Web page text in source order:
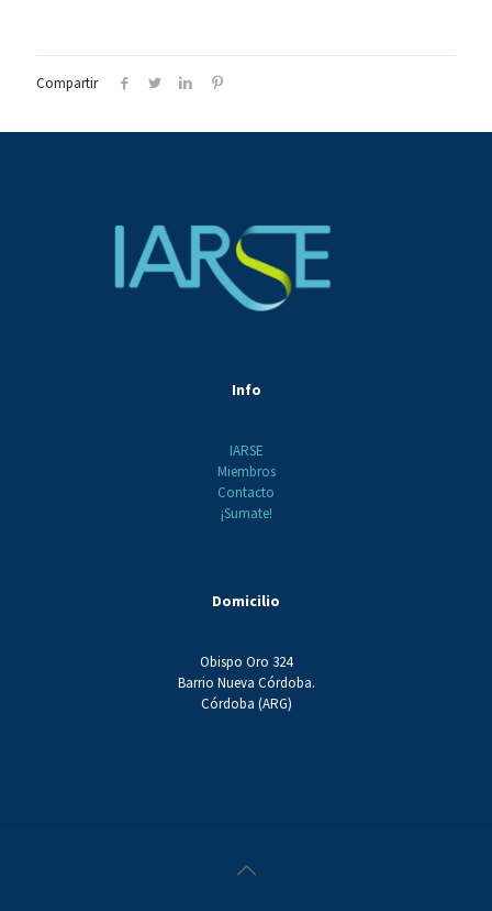
Compartir
Info
IARSE
Miembros
Contacto
¡Sumate!
Domicilio
Obispo Oro 324
Barrio Nueva Córdoba.
Córdoba (ARG)